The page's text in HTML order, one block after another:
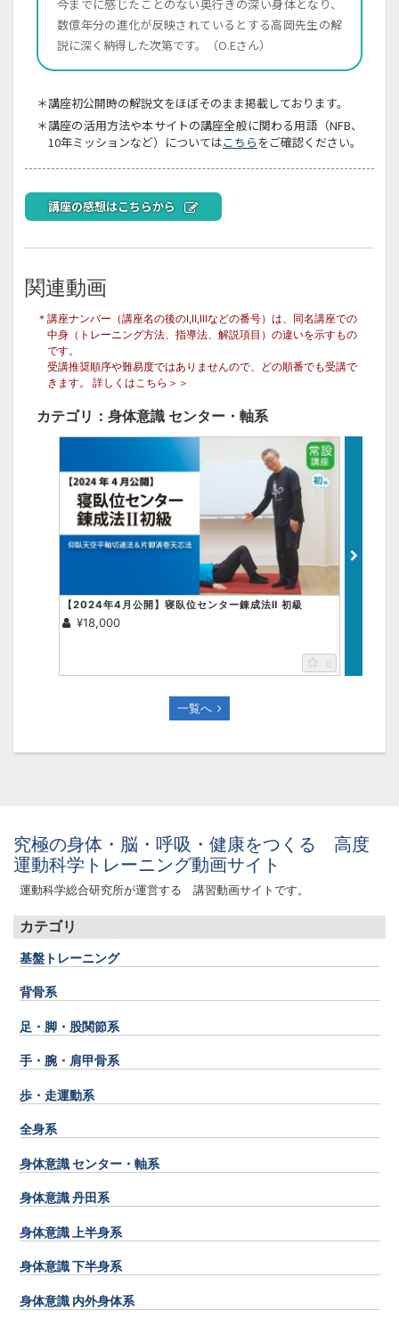
画面をクリックすると元に戻ります。
今までに感じたことのない奥行きの深い身体となり、
数億年分の進化が反映されているとする高岡先生の解
説に深く納得した次第です。（O.Eさん）
＊講座初公開時の解説文をほぼそのまま掲載しております。
＊講座の活用方法や本サイトの講座全般に関わる用語（NFB、
10年ミッションなど）についてはこちら をご確認ください。
講座の感想はこちらから
関連動画
＊講座ナンバー（講座名の後のⅠ,Ⅱ,Ⅲなどの番号）は、同名講座での
中身（トレーニング方法、指導法、解説項目）の違いを示すもの
です。
受講推奨順序や難易度ではありませんので、どの順番でも受講で
きます。 詳しくはこちら＞＞
カテゴリ：身体意識 センター・軸系
【2024年4月公開】寝臥位センター錬成法Ⅱ 初級
¥18,000
0
一覧へ
究極の身体・脳・呼吸・健康をつくる 高度
運動科学トレーニング動画サイト
運動科学総合研究所が運営する 講習動画サイトです。
カテゴリ
基盤トレーニング
背骨系
足・脚・股関節系
手・腕・肩甲骨系
歩・走運動系
全身系
身体意識 センター・軸系
身体意識 丹田系
身体意識 上半身系
身体意識 下半身系
身体意識 内外身体系